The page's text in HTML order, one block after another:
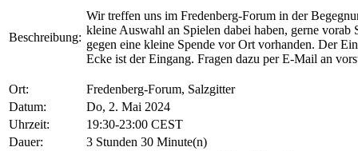
Beschreibung
Wir treffen uns im Fredenberg-Forum in der
kleine Auswahl an Spielen dabei haben, gerne
gegen eine kleine Spende vor Ort vorhanden. Der
Ecke ist der Eingang. Fragen dazu per E-Mail an
Ort
Fredenberg-Forum, Salzgitter
Datum
Do, 2. Mai 2024
Uhrzeit
19:30-23:00 CEST
Dauer
3 Stunden 30 Minute(n)